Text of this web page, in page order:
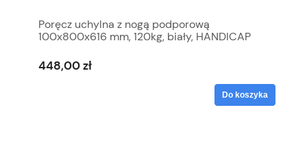
Poręcz uchylna z nogą podporową
100x800x616 mm, 120kg, biały, HANDICAP
448,00 zł
Do koszyka